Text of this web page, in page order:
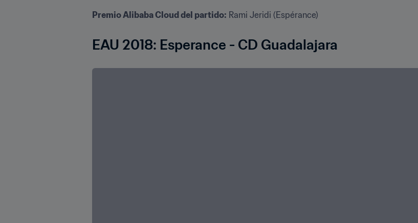
Premio Alibaba Cloud del partido: Rami Jeridi (Espérance)
EAU 2018: Esperance - CD Guadalajara